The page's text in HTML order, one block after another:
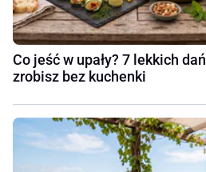
Co jeść w upały? 7 lekkich
zrobisz bez kuchenki